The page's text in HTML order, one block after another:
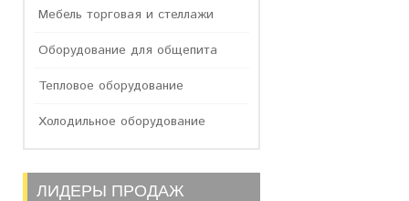
Мебель торговая и стеллажи
Оборудование для общепита
Тепловое оборудование
Холодильное оборудование
ЛИДЕРЫ ПРОДАЖ